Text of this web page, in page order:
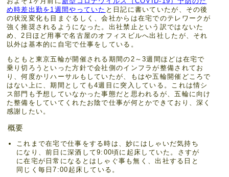
め時差出勤を1週間やっていた と日記に書いていたが、その後
の状況変化も目まぐるしく、会社からは在宅でのテレワークが
強く推奨されるようになった。出社禁止という訳ではないた
め、2日ほど用事で名古屋のオフィスビルへ出社したが、それ
以外は基本的に自宅で仕事をしている。
もともと東京五輪が開催される期間の2～3週間ほどは在宅で
乗り切ろうといった方針で会社側のインフラが整備されてお
り、何度かリハーサルもしていたが、もはや五輪開催どころで
はない上に、期間としても4週目に突入している。これは情シ
ス部門も予想していなかった事態だと思われるが、五輪に向け
た整備をしていてくれたお陰で仕事が何とかできており、深く
感謝したい。
概要
これまで在宅で仕事をする時は、妙にはしゃいだ気持ち
になり、前日に深酒して9:00頃に起床していた。さすが
に在宅が日常になるとはしゃぐ事も無く、出社する日と
同じく毎日7:00起床している。